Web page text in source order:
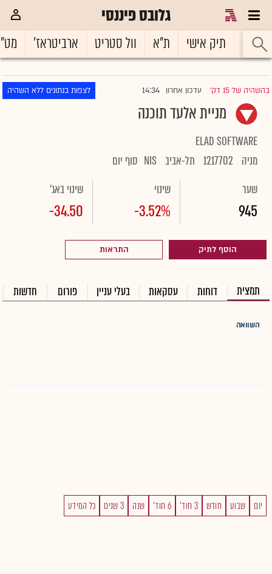
גלובס פיננסי
ראשי תיק אישי ת"א וול סטריט ארביטראז'
בהשהיה של 15 דק' |עדכון אחרון 14:34 לצפות בנתונים ללא השהיה
מניית אלעד תוכנה
ELAD SOFTWARE
מניה 1217702 תל-אביב NIS סוף יום
שער
945
שינוי
-3.52%
שינוי באג'
-34.50
הוסף לתיק התראות
תמצית דוחות עסקאות בעלי עניין פורום חדשות
השוואה
יום שבוע חודש 3 חוד' 6 חוד' שנה 3 שנים כל המידע